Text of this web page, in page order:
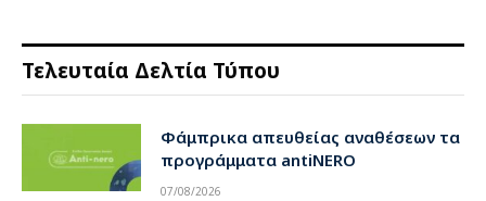
Τελευταία Δελτία Τύπου
Φάμπρικα απευθείας αναθέσεων τα
προγράμματα antiNERO
07/08/2026